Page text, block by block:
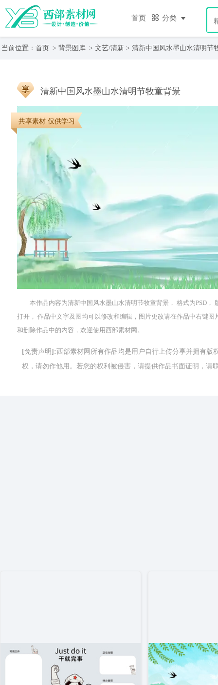
首页 分类
当前位置： 首页 > 背景图库 > 文艺/清新 > 清新中国风水墨山水清明节
共享素材 仅供学习
清新中国风水墨山水清明节牧童背景
本作品内容为清新中国风水墨山水清明节牧童背景， 格式为PSD，
打开， 作品中文字及图均可以修改和编辑，图片更改请在作品中右键
和删除作品中的内容，欢迎使用西部素材网。
[免责声明]:西部素材网所有作品均是用户自行上传分享并拥有
权，请勿作他用。若您的权利被侵害，请提供作品书面证明，请